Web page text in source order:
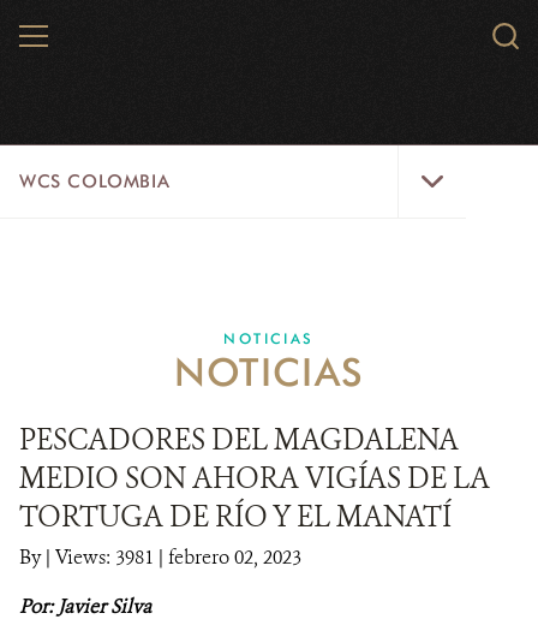
MENU
WCS COLOMBIA
EJES ESTRATÉGICOS
LÍNEAS DE ACCIÓN
MICROSITIOS
NOTICIAS
NOTICIAS
PESCADORES DEL MAGDALENA
MEDIO SON AHORA VIGÍAS DE LA
TORTUGA DE RÍO Y EL MANATÍ
By| Views: 3981 | febrero 02, 2023
Por: Javier Silva